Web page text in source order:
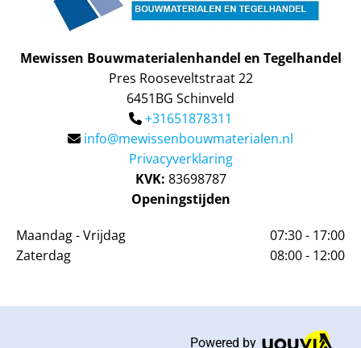
Mewissen Bouwmaterialenhandel en Tegelhandel
Pres Rooseveltstraat 22
6451BG Schinveld
 +31651878311
 info@mewissenbouwmaterialen.nl
Privacyverklaring
KVK: 83698787
Openingstijden
Maandag - Vrijdag
07:30 - 17:00
Zaterdag
08:00 - 12:00
Powered by